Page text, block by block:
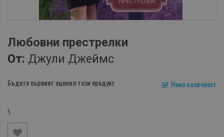
Любовни престрелки
От: Джули Джеймс
Няма наличност
Бъдете първият оценил този продукт
\